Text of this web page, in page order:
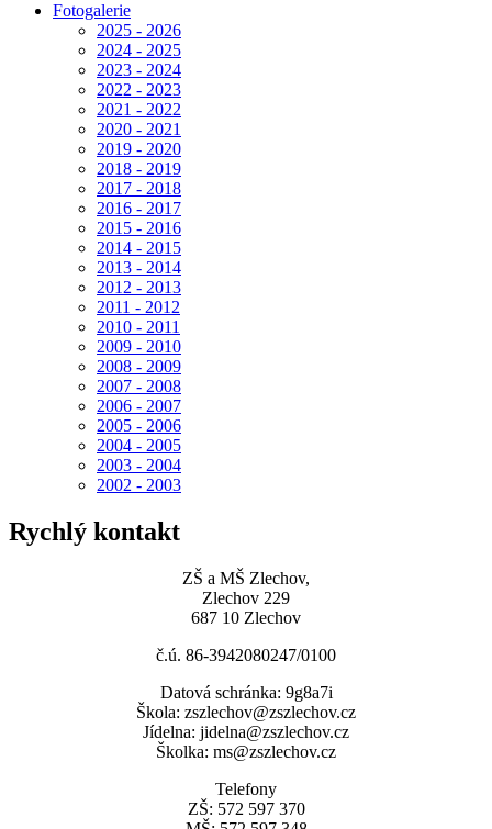
Fotogalerie
2025 - 2026
2024 - 2025
2023 - 2024
2022 - 2023
2021 - 2022
2020 - 2021
2019 - 2020
2018 - 2019
2017 - 2018
2016 - 2017
2015 - 2016
2014 - 2015
2013 - 2014
2012 - 2013
2011 - 2012
2010 - 2011
2009 - 2010
2008 - 2009
2007 - 2008
2006 - 2007
2005 - 2006
2004 - 2005
2003 - 2004
2002 - 2003
Rychlý kontakt
ZŠ a MŠ Zlechov,
Zlechov 229
687 10 Zlechov
č.ú. 86-3942080247/0100
Datová schránka: 9g8a7i
Škola: zszlechov@zszlechov.cz
Jídelna: jidelna@zszlechov.cz
Školka: ms@zszlechov.cz
Telefony
ZŠ: 572 597 370